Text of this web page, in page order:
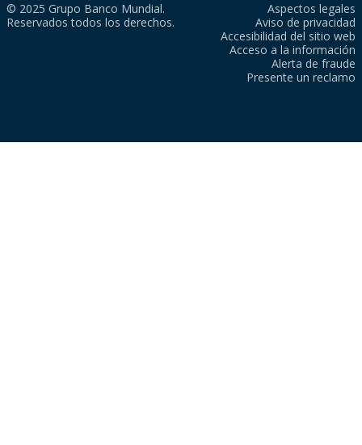
© 2025 Grupo Banco Mundial.
Reservados todos los derechos.
Aspectos legales
Aviso de privacidad
Accesibilidad del sitio web
Acceso a la información
Alerta de fraude
Presente un reclamo